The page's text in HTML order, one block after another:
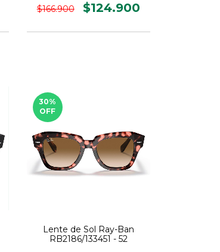
$166.900 $124.900
30%
OFF
Lente de Sol Ray-Ban
RB2186/133451 - 52